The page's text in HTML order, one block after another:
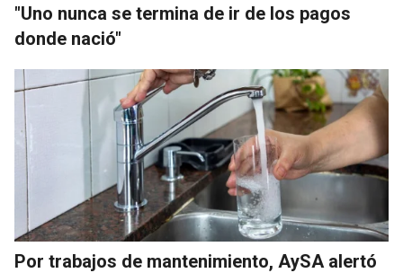
"Uno nunca se termina de ir de los pagos
donde nació"
Por trabajos de mantenimiento, AySA alertó